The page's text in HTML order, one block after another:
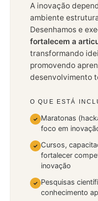
A inovação
ambiente
Desenhamos e
fortalecem a
transformando
promovendo
desenvolvimento
O QUE ESTÁ
✓ Maratonas
foco em
✓ Cursos,
fortalecer
inovação
✓ Pesquisas
conhecimento